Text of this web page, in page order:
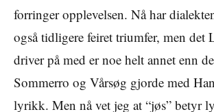
forringer opplevelsen. Nå har
også tidligere feiret triumfer, men det
driver på med er noe helt annet enn
Sommerro og Vårsøg gjorde med
lyrikk. Men nå vet jeg at “jøs” betyr